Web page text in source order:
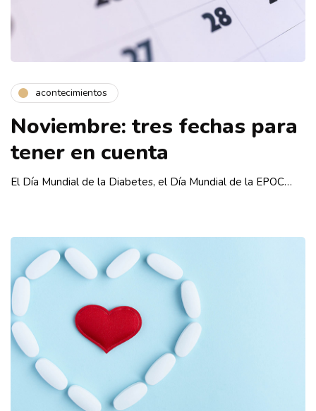
acontecimientos
Noviembre: tres fechas para
tener en cuenta
El Día Mundial de la Diabetes, el Día Mundial de la EPOC…